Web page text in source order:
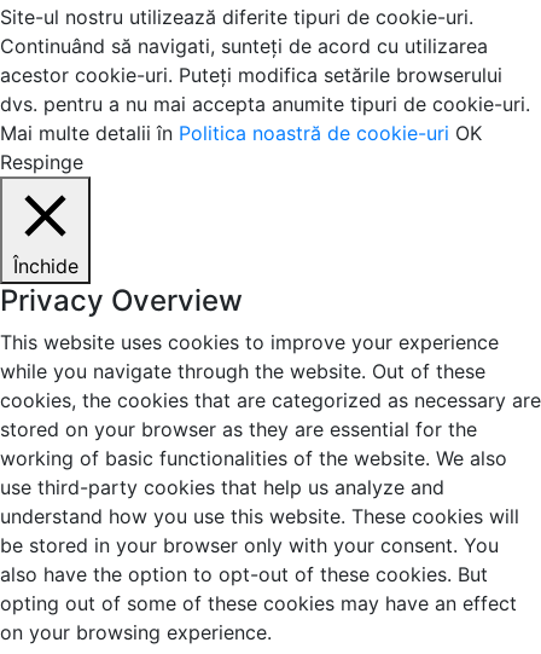
Site-ul nostru utilizează diferite tipuri de cookie-uri.
Continuând să navigati, sunteți de acord cu utilizarea
acestor cookie-uri. Puteți modifica setările browserului
dvs. pentru a nu mai accepta anumite tipuri de cookie-uri.
Mai multe detalii în Politica noastră de cookie-uri OK
Respinge
Închide
Privacy Overview
This website uses cookies to improve your experience
while you navigate through the website. Out of these
cookies, the cookies that are categorized as necessary are
stored on your browser as they are essential for the
working of basic functionalities of the website. We also
use third-party cookies that help us analyze and
understand how you use this website. These cookies will
be stored in your browser only with your consent. You
also have the option to opt-out of these cookies. But
opting out of some of these cookies may have an effect
on your browsing experience.